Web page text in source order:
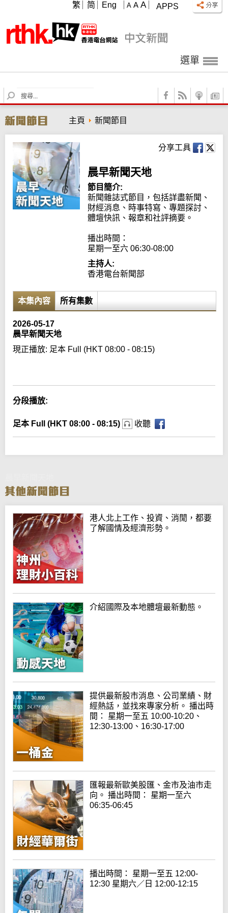
APPS
A A A
繁 简 Eng
選單
S
e
r
c
h
主頁 新聞節目
分享工具
晨早新聞天地
節目簡介:
新聞雜誌式節目，包括詳盡新聞、
財經消息、時事特寫、專題探討、
體壇快訊、報章和社評摘要。
播出時間：
星期一至六 06:30-08:00
主持人:
香港電台新聞部
本集內容 所有集數
2026-05-17
晨早新聞天地
現正播放: 足本 Full (HKT 08:00 - 08:15)
分段播放:
足本 Full (HKT 08:00 - 08:15) 收聽
港人北上工作、投資、消閒，都要
了解國情及經濟形勢。
介紹國際及本地體壇最新動態。
提供最新股市消息、公司業績、財
經熱話，並找來專家分析。 播出時
間： 星期一至五 10:00-10:20、
12:30-13:00、16:30-17:00
匯報最新歐美股匯、金市及油市走
向。 播出時間： 星期一至六
06:35-06:45
播出時間： 星期一至五 12:00-
12:30 星期六／日 12:00-12:15